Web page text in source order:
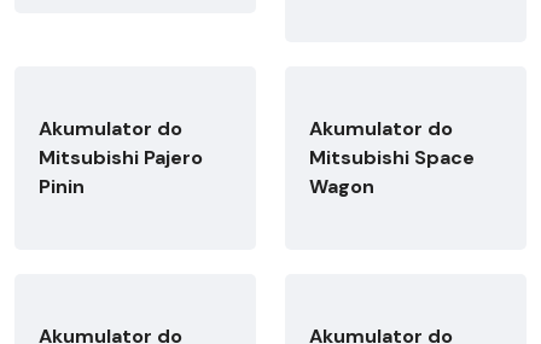
Akumulator do
Mitsubishi Pajero
Pinin
Akumulator do
Mitsubishi Space
Wagon
Akumulator do
Akumulator do